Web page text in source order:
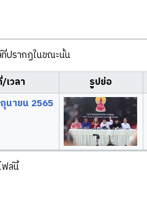
ปรากฏในขณะนั้น
เวลา
รูปย่อ
นายน 2565
ฟล์นี้